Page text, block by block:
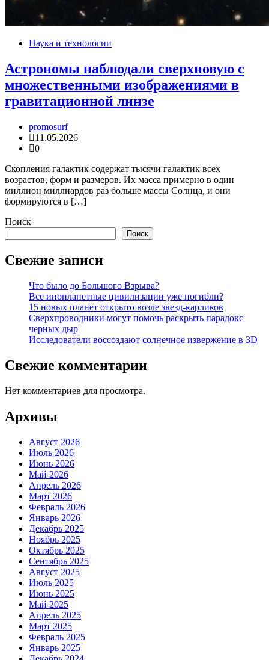
Наука и технологии
Астрономы наблюдали сверхновую с
множественными изображениями в
гравитационной линзе
promosurf
11.05.2026
0
Скопления галактик содержат тысячи галактик всех
возрастов, форм и размеров. Их масса примерно в один
миллион миллиардов раз больше массы Солнца, и они
формируются в […]
Поиск
Поиск
Свежие записи
Что было до Большого Взрыва?
Все инопланетные цивилизации уже погибли?
15 новых планет открыто возле звезд-карликов
Сверхпроводники могут помочь раскрыть парадокс
черных дыр
Исследователи воссоздают солнечное извержение в 3D
Свежие комментарии
Нет комментариев для просмотра.
Архивы
Август 2026
Июль 2026
Июнь 2026
Май 2026
Апрель 2026
Март 2026
Февраль 2026
Январь 2026
Декабрь 2025
Ноябрь 2025
Октябрь 2025
Сентябрь 2025
Август 2025
Июль 2025
Июнь 2025
Май 2025
Апрель 2025
Март 2025
Февраль 2025
Январь 2025